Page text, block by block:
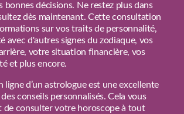
bonnes décisions. Ne restez plus dans
dès maintenant. Cette consultation
sur vos traits de personnalité,
avec d'autres signes du zodiaque, vos
votre situation financière, vos
et plus encore.
ligne d’un astrologue est une excellente
conseils personnalisés. Cela vous
de consulter votre horoscope à tout